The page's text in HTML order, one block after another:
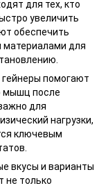
для тех, кто
увеличить
обеспечить
для
помогают
мышц после
для
нагрузки,
ключевым
вкусы и варианты
не только